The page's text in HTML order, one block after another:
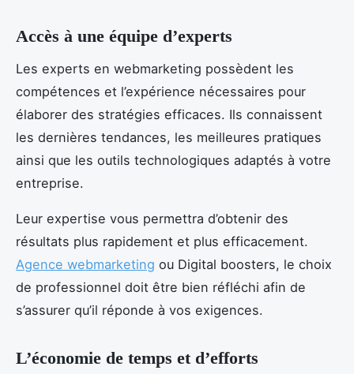
Accès à une équipe d’experts
Les experts en webmarketing possèdent les
compétences et l’expérience nécessaires pour
élaborer des stratégies efficaces. Ils connaissent
les dernières tendances, les meilleures pratiques
ainsi que les outils technologiques adaptés à votre
entreprise.
Leur expertise vous permettra d’obtenir des
résultats plus rapidement et plus efficacement.
Agence webmarketing ou Digital boosters, le choix
de professionnel doit être bien réfléchi afin de
s’assurer qu’il réponde à vos exigences.
L’économie de temps et d’efforts